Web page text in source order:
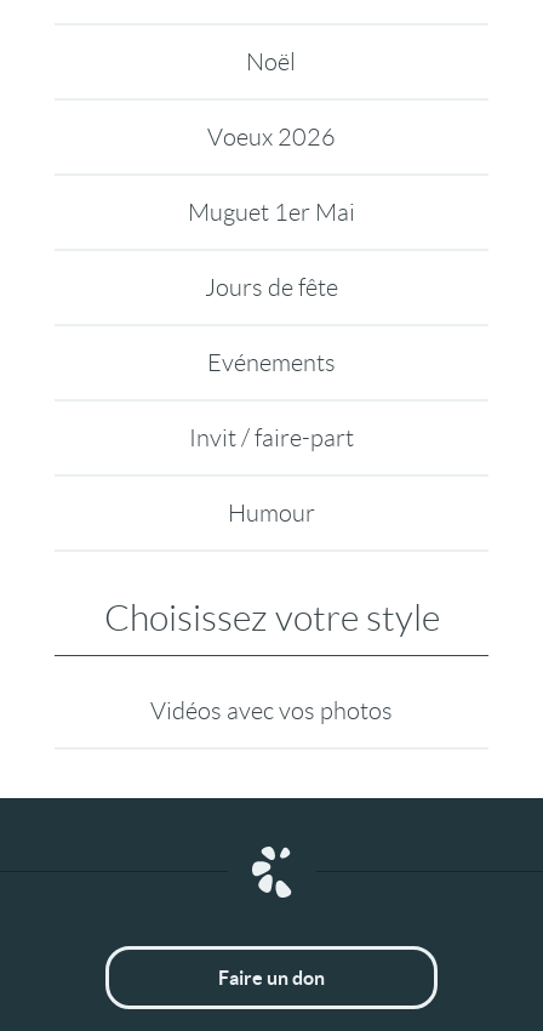
Noël
Voeux 2026
Muguet 1er Mai
Jours de fête
Evénements
Invit / faire-part
Humour
Choisissez votre style
Vidéos avec vos photos
Faire un don